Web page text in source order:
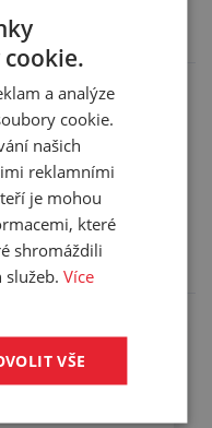
- kód: 00418xxx
00418xxx
teplot,
a analýze
cookie.
našich
reklamními
je mohou
které
shromáždili
služeb.Více
VŠE